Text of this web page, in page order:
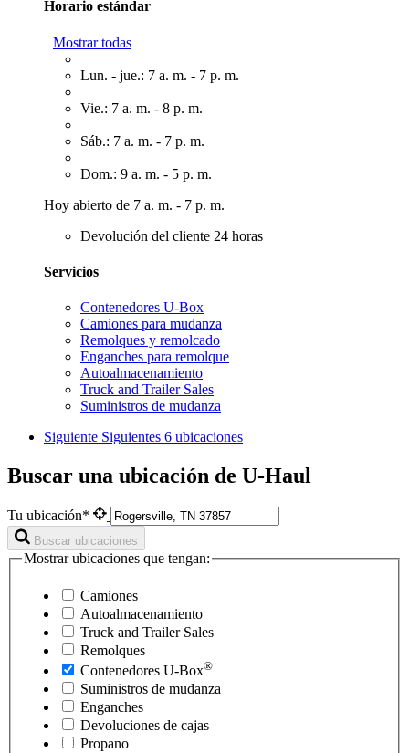
Horario estándar
Mostrar todas
Lun. - jue.: 7 a. m. - 7 p. m.
Vie.: 7 a. m. - 8 p. m.
Sáb.: 7 a. m. - 7 p. m.
Dom.: 9 a. m. - 5 p. m.
Hoy abierto de 7 a. m. - 7 p. m.
Devolución del cliente 24 horas
Servicios
Contenedores U-Box
Camiones para mudanza
Remolques y remolcado
Enganches para remolque
Autoalmacenamiento
Truck and Trailer Sales
Suministros de mudanza
Siguiente Siguientes 6 ubicaciones
Buscar una ubicación de U-Haul
Tu ubicación*
Buscar ubicaciones
Mostrar ubicaciones que tengan:
Camiones
Autoalmacenamiento
Truck and Trailer Sales
Remolques
Contenedores U-Box®
Suministros de mudanza
Enganches
Devoluciones de cajas
Propano